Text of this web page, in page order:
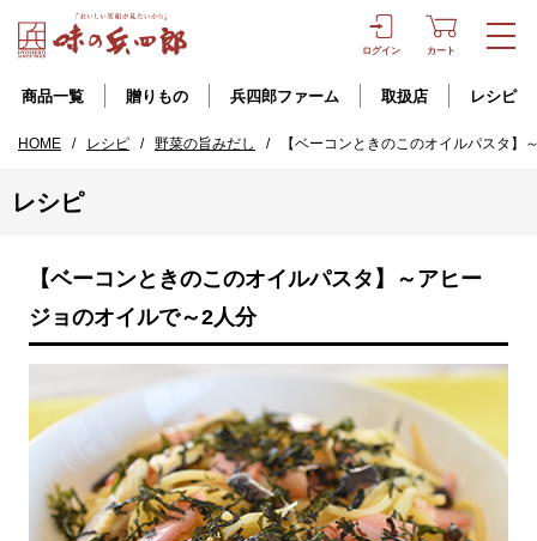
ログイン カート
商品一覧 贈りもの 兵四郎ファーム 取扱店 レシピ
HOME / レシピ / 野菜の旨みだし / 【ベーコンときのこのオイルパスタ】
レシピ
【ベーコンときのこのオイルパスタ】～アヒー
ジョのオイルで～2人分